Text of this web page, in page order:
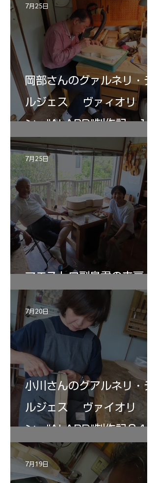
岡部さんのグァルネリ・デ
ルジェス ヴァィオリ
ン ”ALARD"制作記 １2
7月25日
マエストロ副島君の来房
7月25日
小川さんのグアルネリ・デ
ルジェス ヴァイオリ
ン ”ALARD"制作記３4
7月20日
7月19日